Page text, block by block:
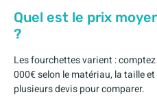
Quel est le prix
?
Les fourchettes varient :
000€ selon le matériau, la taille
plusieurs devis pour comparer.